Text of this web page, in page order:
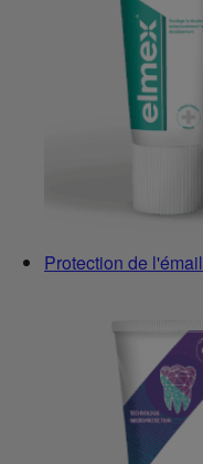
Protection de l'émail